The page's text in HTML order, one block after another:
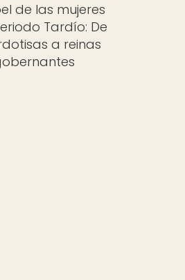
de las mujeres
Tardío: De
a reinas